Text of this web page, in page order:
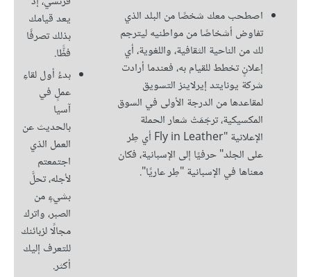
اصطحب معك شخصًا من البلد الذي
تفاوض أشخاصًا من مواطنيه ليترجم
لك من الناحية الثقافية، واللغوية، أي
إعلانٍ تخطط للقيام به، فعندما أرادت
شركة يونايتد إيرلاينز التسويق
لمقاعدها من الدرجة الأولى في السوق
المكسيكية، ترجَمَتْ شعار الحملة
الإعلانية "Fly in Leather أي طِر
على الجلد" حرفيًا إلى الإسبانية، فكان
معناها في الإسبانية "طِر عاريًا".
يعد قيامك
بذلك تصرفًا
فظًّا.
بدءُ أول لقاءِ
عملٍ في
آسيا
بالحديث عن
العمل الذي
اجتمعتم
لأجله، تحلَّ
بشيءٍ من
الصبر، واترك
مجالًا لزبائنك
للتعرف إليك
أكثر.